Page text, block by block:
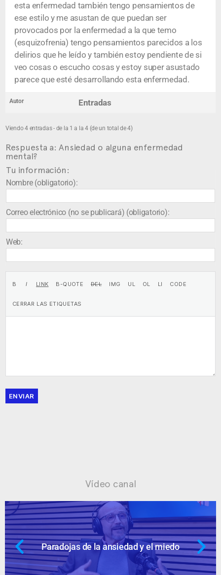
esta enfermedad también tengo pensamientos de
ese estilo y me asustan de que puedan ser
provocados por la enfermedad a la que temo
(esquizofrenia) tengo pensamientos parecidos a los
delirios que he leído y también estoy pendiente de si
veo cosas o escucho cosas y estoy super asustado
parece que esté desarrollando esta enfermedad.
Autor Entradas
Viendo 4 entradas - de la 1 a la 4 (de un total de 4)
Respuesta a: Ansiedad o alguna enfermedad
mental?
Tu información:
Nombre (obligatorio):
Correo electrónico (no se publicará) (obligatorio):
Web:
ENVIAR
Vídeo canal
Paradojas de la ansiedad y el miedo